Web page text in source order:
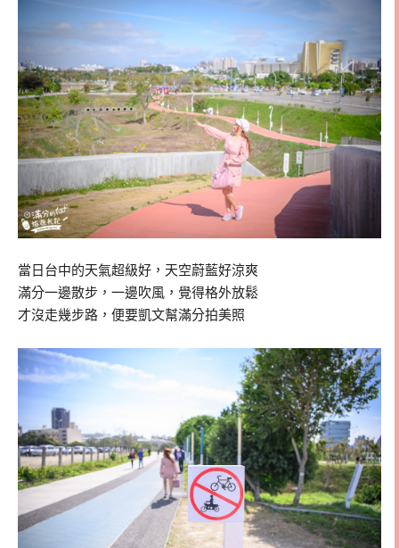
當日台中的天氣超級好，天空蔚藍好涼爽
滿分一邊散步，一邊吹風，覺得格外放鬆
才沒走幾步路，便要凱文幫滿分拍美照